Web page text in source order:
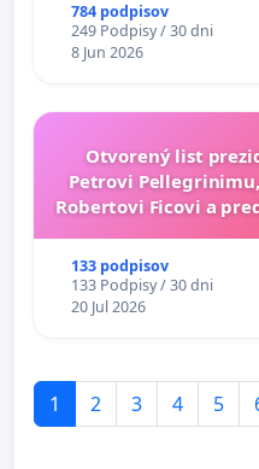
784 podpisov
249 Podpisy / 30 dni
8 Jun 2026
Otvorený list
Petrovi
Robertovi Ficovi a
133 podpisov
133 Podpisy / 30 dni
20 Jul 2026
1 2 3 4 5